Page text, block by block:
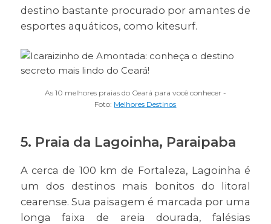
destino bastante procurado por amantes de
esportes aquáticos, como kitesurf.
As 10 melhores praias do Ceará para você conhecer -
Foto: Melhores Destinos
5. Praia da Lagoinha, Paraipaba
A cerca de 100 km de Fortaleza, Lagoinha é
um dos destinos mais bonitos do litoral
cearense. Sua paisagem é marcada por uma
longa faixa de areia dourada, falésias